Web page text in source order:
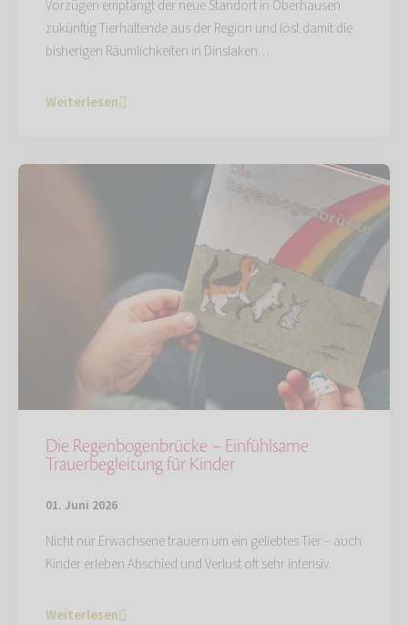
Vorzügen empfängt der neue Standort in Oberhausen
zukünftig Tierhaltende aus der Region und löst damit die
bisherigen Räumlichkeiten in Dinslaken…
Weiterlesen
Die Regenbogenbrücke – Einfühlsame
Trauerbegleitung für Kinder
01. Juni 2026
Nicht nur Erwachsene trauern um ein geliebtes Tier – auch
Kinder erleben Abschied und Verlust oft sehr intensiv.
Weiterlesen